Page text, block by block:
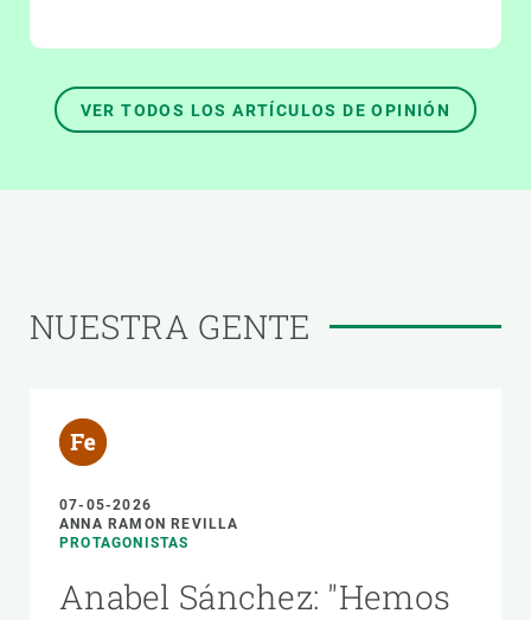
VER TODOS LOS ARTÍCULOS DE OPINIÓN
NUESTRA GENTE
07-05-2026
ANNA RAMON REVILLA
PROTAGONISTAS
Anabel Sánchez: "Hemos